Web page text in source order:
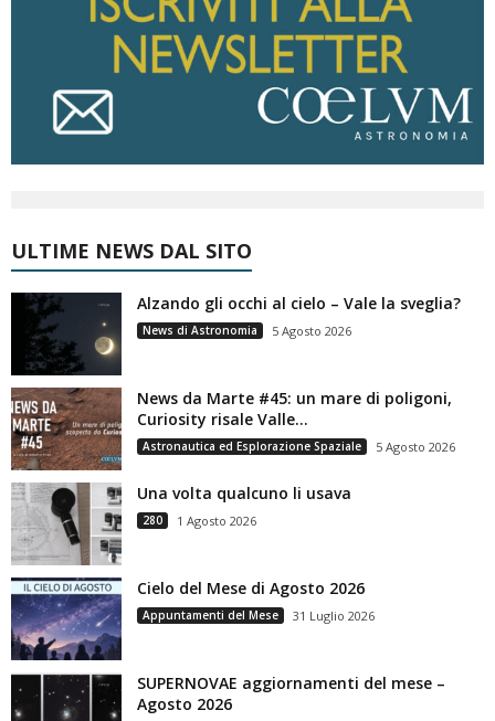
ULTIME NEWS DAL SITO
Alzando gli occhi al cielo – Vale la sveglia?
News di Astronomia 5 Agosto 2026
News da Marte #45: un mare di poligoni,
Curiosity risale Valle...
Astronautica ed Esplorazione Spaziale 5 Agosto 2026
Una volta qualcuno li usava
280 1 Agosto 2026
Cielo del Mese di Agosto 2026
Appuntamenti del Mese 31 Luglio 2026
SUPERNOVAE aggiornamenti del mese –
Agosto 2026